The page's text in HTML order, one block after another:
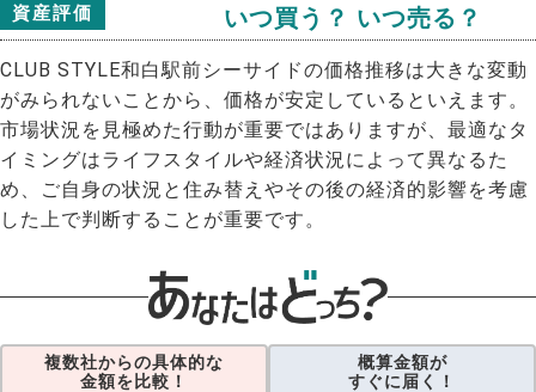
資産評価 いつ買う？ いつ売る？
CLUB STYLE和白駅前シーサイドの価格推移は大きな変動
がみられないことから、価格が安定しているといえます。
市場状況を見極めた行動が重要ではありますが、最適なタ
イミングはライフスタイルや経済状況によって異なるた
め、ご自身の状況と住み替えやその後の経済的影響を考慮
した上で判断することが重要です。
複数社からの具体的な
金額を比較！
概算金額が
すぐに届く！